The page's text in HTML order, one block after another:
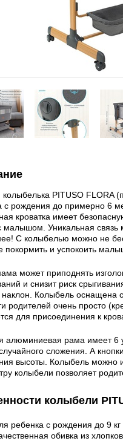
колыбелька PITUSO FLORA
с рождения до примерно 6
кроватка имеет
малышом. Уникальная
С колыбелью можно не
покормить и успокоить
может приподнять
и снизит риск
наклон. Колыбель оснащена
родителей очень просто
для присоединения к
алюминиевая рама имеет 6
сложения. А
высоты. Колыбель можно
колыбели позволяет
колыбели
ребенка с рождения до 9
обивка из